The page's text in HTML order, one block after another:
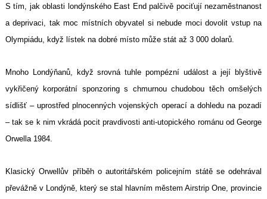
S tím, jak oblasti londýnského East End palčivě pociťují nezaměstnanost
a deprivaci, tak moc místních obyvatel si nebude moci dovolit vstup na
Olympiádu, když lístek na dobré místo může stát až 3 000 dolarů.
Mnoho Londýňanů, když srovná tuhle pompézní událost a její blyštivě
vykřičený korporátní sponzoring s chmurnou chudobou těch omšelých
sídlišť – uprostřed plnocenných vojenských operací a dohledu na pozadí
– tak se k nim vkrádá pocit pravdivosti anti-utopického románu od George
Orwella 1984.
Klasický Orwellův příběh o autoritářském policejním státě se odehrával
převážně v Londýně, který se stal hlavním městem Airstrip One, provincie